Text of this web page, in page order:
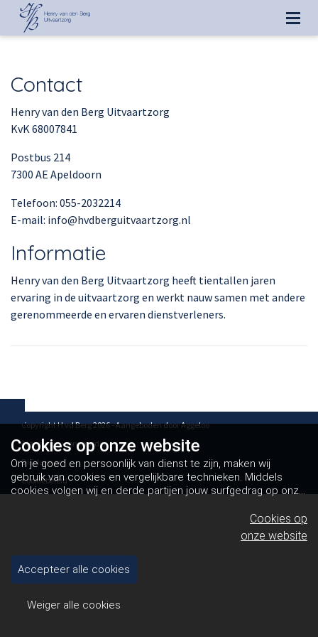
Contact
Henry van den Berg Uitvaartzorg
KvK 68007841
Postbus 214
7300 AE Apeldoorn
Telefoon: 055-2032214
E-mail: info@hvdberguitvaartzorg.nl
Informatie
Henry van den Berg Uitvaartzorg heeft tientallen jaren
ervaring in de uitvaartzorg en werkt nauw samen met andere
gerenommeerde en ervaren dienstverleners.
Copyright H vd Berg 2026 - Aangeboden doorAggeloo
Algemene voorwaarden
Disclaimer
Cookiebeleid
Cookies oponze website
Om je goed en persoonlijk van dienst te zijn, maken wij
gebruik van cookies en vergelijkbare technieken. Middels
cookies volgen wij en derde partijen jouw surfgedrag op onze
en dit maakt het voor jou mogelijk om informatie te delen via
Cookies op
onze website
Accepteer alle cookies
Weiger alle cookies